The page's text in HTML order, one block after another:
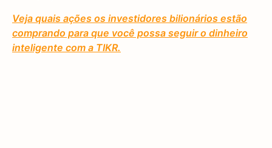
Veja quais ações os investidores bilionários estão
comprando para que você possa seguir o dinheiro
inteligente com a TIKR.